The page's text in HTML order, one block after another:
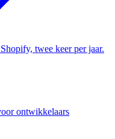
twee keer per jaar.
ontwikkelaars